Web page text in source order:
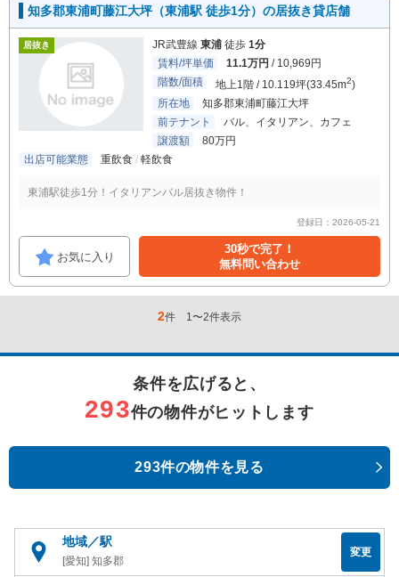
知多郡東浦町藤江大坪（東浦駅 徒歩1分）の居抜き貸店舗
居抜き JR武豊線 東浦 徒歩 1分
賃料/坪単価
11.1万円 / 10,969円
階数/面積
地上1階 / 10.119坪(33.45m2)
所在地
知多郡東浦町藤江大坪
前テナント
バル、イタリアン、カフェ
譲渡額
80万円
出店可能業態
重飲食 軽飲食
東浦駅徒歩1分！イタリアンバル居抜き物件！
登録日：2026-05-21
お気に入り
30秒で完了！
無料問い合わせ
2件 1〜2件表示
条件を広げると、
293件の物件がヒットします
293件の物件を見る
地域／駅
[愛知] 知多郡
変更